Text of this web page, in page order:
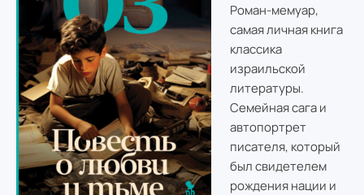
Роман-мемуар,
самая личная книга
классика
израильской
литературы.
Семейная сага и
автопортрет
писателя, который
был свидетелем
рождения нации и